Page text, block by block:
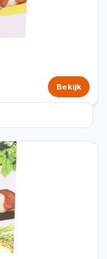
Bekijk